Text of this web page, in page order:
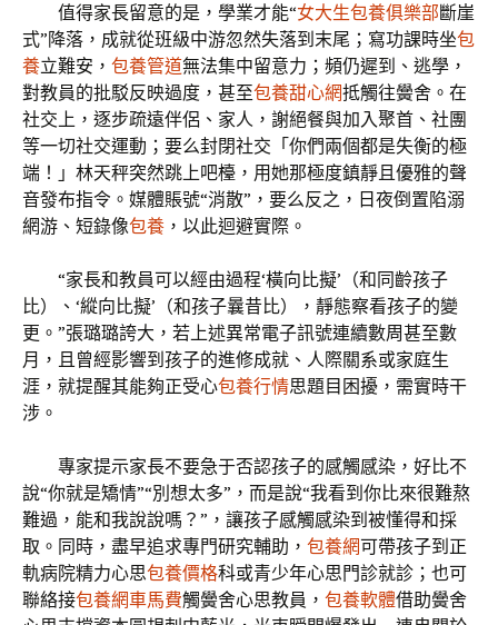
值得家長留意的是，學業才能“女大生包養俱樂部斷崖
式”降落，成就從班級中游忽然失落到末尾；寫功課時坐包
養立難安， 包養管道無法集中留意力；頻仍遲到、逃學，
對教員的批駁反映過度，甚至包養甜心網抵觸往黌舍。在
社交上，逐步疏遠伴侶、家人，謝絕餐與加入聚首、社團
等一切社交運動；要么封閉社交「你們兩個都是失衡的極
端！」林天秤突然跳上吧檯，用她那極度鎮靜且優雅的聲
音發布指令。媒體賬號“消散”，要么反之，日夜倒置陷溺
網游、短錄像包養 ，以此迴避實際。
“家長和教員可以經由過程‘橫向比擬’（和同齡孩子
比）、‘縱向比擬’（和孩子曩昔比），靜態察看孩子的變
更。”張璐璐誇大，若上述異常電子訊號連續數周甚至數
月，且曾經影響到孩子的進修成就、人際關系或家庭生
涯，就提醒其能夠正受心包養行情思題目困擾，需實時干
涉。
專家提示家長不要急于否認孩子的感觸感染，好比不
說“你就是矯情”“別想太多”，而是說“我看到你比來很難熬
難過，能和我說說嗎？”，讓孩子感觸感染到被懂得和採
取。同時，盡早追求專門研究輔助， 包養網可帶孩子到正
軌病院精力心思包養價格科或青少年心思門診就診；也可
聯絡接包養網車馬費觸黌舍心思教員， 包養軟體借助黌舍